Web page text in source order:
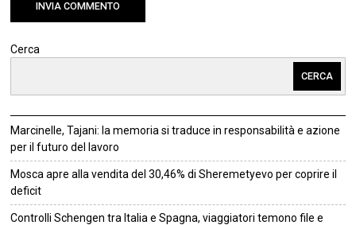
Cerca
CERCA
Marcinelle, Tajani: la memoria si traduce in responsabilità e azione
per il futuro del lavoro
Mosca apre alla vendita del 30,46% di Sheremetyevo per coprire il
deficit
Controlli Schengen tra Italia e Spagna, viaggiatori temono file e